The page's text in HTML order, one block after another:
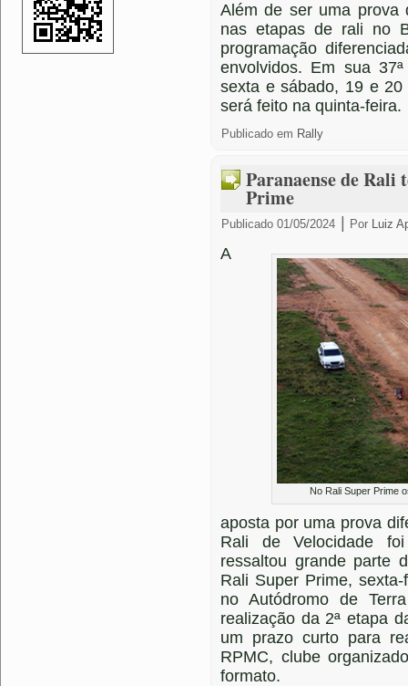
Além de ser uma prova
nas etapas de rali no
programação
envolvidos. Em sua
sexta e sábado, 19 e
será feito na quinta-feira.
Publicado em Rally
Paranaense de Rali
Prime
Publicado 01/05/2024 Por Luiz
No Rali Super Prime
A
aposta por uma prova
Rali de Velocidade foi
ressaltou grande parte
Rali Super Prime,
no Autódromo de
realização da 2ª etapa
um prazo curto para
RPMC, clube
formato.